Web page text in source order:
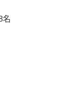
名